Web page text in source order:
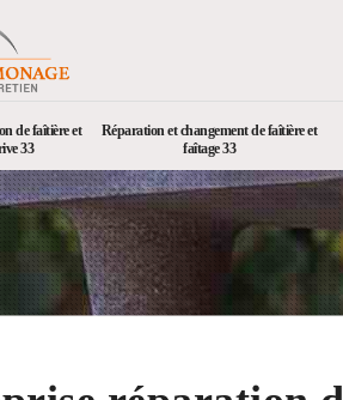
de faîtière et
33
Réparation et changement de faîtière et
faîtage 33